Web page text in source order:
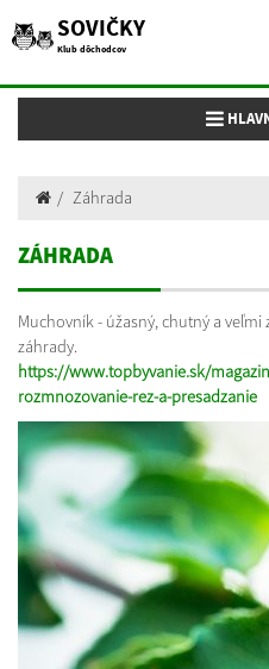
SOVIČKY
Klub dôchodcov
Toggle
Záhrada
ZÁHRADA
Muchovník - úžasný, chutný a veľmi
záhrady.
https://www.topbyvanie.sk/
rozmnozovanie-rez-a-presadzanie